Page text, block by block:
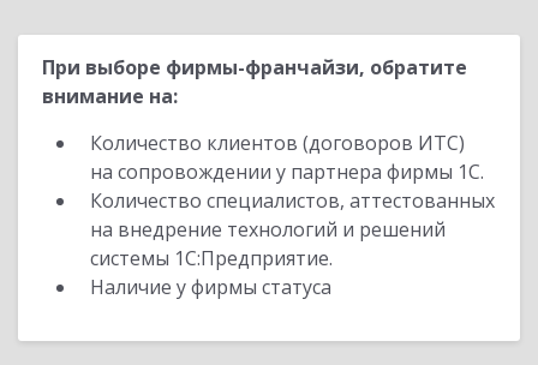
При выборе фирмы-франчайзи, обратите
внимание на:
Количество клиентов (договоров ИТС)
на сопровождении у партнера фирмы 1С.
Количество специалистов, аттестованных
на внедрение технологий и решений
системы 1С:Предприятие.
Наличие у фирмы статуса